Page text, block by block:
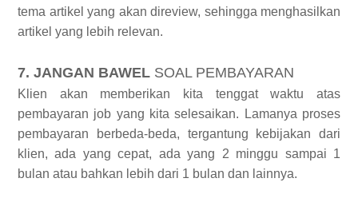
tema artikel yang akan direview, sehingga menghasilkan
artikel yang lebih relevan.
7. JANGAN BAWEL SOAL PEMBAYARAN
Klien akan memberikan kita tenggat waktu atas
pembayaran job yang kita selesaikan. Lamanya proses
pembayaran berbeda-beda, tergantung kebijakan dari
klien, ada yang cepat, ada yang 2 minggu sampai 1
bulan atau bahkan lebih dari 1 bulan dan lainnya.